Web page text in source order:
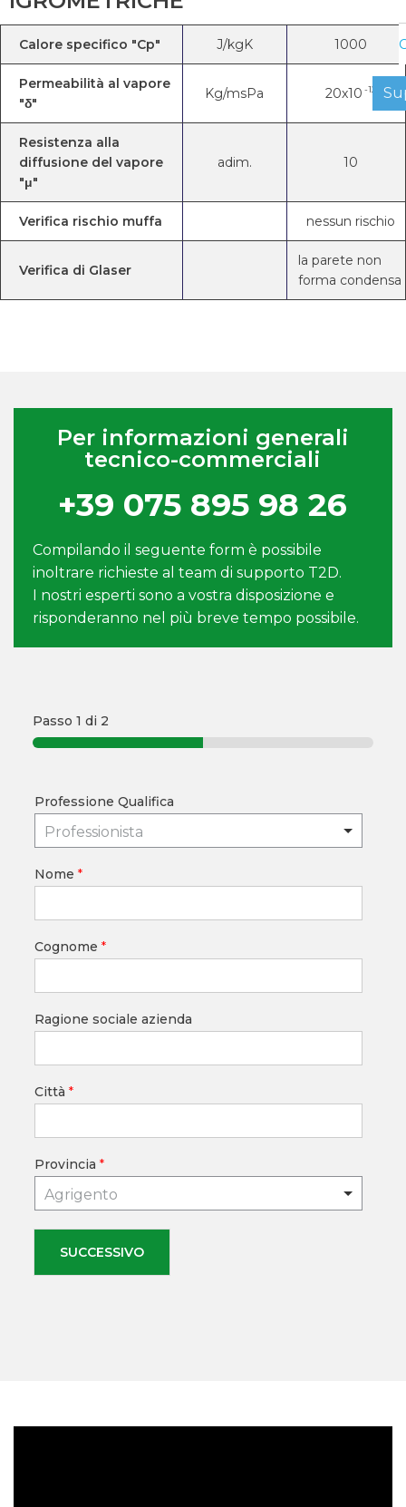
Calore specifico "Cp" J/kgK 1000
Permeabilità al vapore
"δ"
Kg/msPa 20x10 -12
Resistenza alla
diffusione del vapore
"μ"
adim. 10
Verifica rischio muffa nessun rischio
Verifica di Glaser
la parete non
forma condensa
Per informazioni generali
tecnico-commerciali
+39 075 895 98 26
Compilando il seguente form è possibile
inoltrare richieste al team di supporto T2D.
I nostri esperti sono a vostra disposizione e
risponderanno nel più breve tempo possibile.
Passo 1 di 2
Professione Qualifica
Professionista
Nome *
Cognome *
Ragione sociale azienda
Città *
Provincia *
Agrigento
SUCCESSIVO